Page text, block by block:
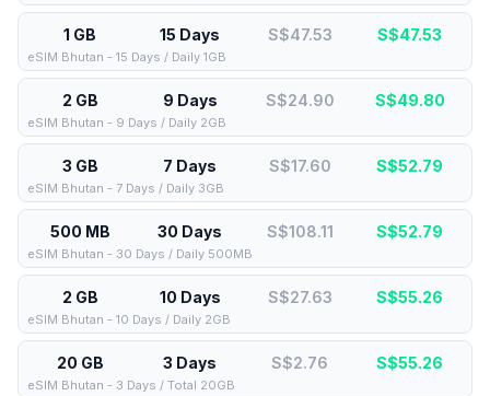
1 GB 15 Days S$47.53 S$47.53
eSIM Bhutan - 15 Days / Daily 1GB
2 GB 9 Days S$24.90 S$49.80
eSIM Bhutan - 9 Days / Daily 2GB
3 GB 7 Days S$17.60 S$52.79
eSIM Bhutan - 7 Days / Daily 3GB
500 MB 30 Days S$108.11 S$52.79
eSIM Bhutan - 30 Days / Daily 500MB
2 GB 10 Days S$27.63 S$55.26
eSIM Bhutan - 10 Days / Daily 2GB
20 GB 3 Days S$2.76 S$55.26
eSIM Bhutan - 3 Days / Total 20GB